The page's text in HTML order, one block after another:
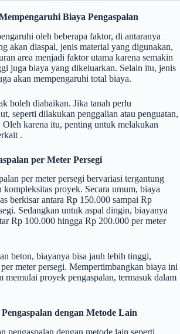
Biaya Pengaspalan
oleh beberapa faktor, di antaranya
akan diaspal, jenis material yang digunakan,
area menjadi faktor utama karena semakin
juga biaya yang dikeluarkan. Selain itu, jenis
akan mempengaruhi total biaya.
boleh diabaikan. Jika tanah perlu
seperti dilakukan penggalian atau penguatan,
karena itu, penting untuk melakukan
.
per Meter Persegi
per meter persegi bervariasi tergantung
kompleksitas proyek. Secara umum, biaya
berkisar antara Rp 150.000 sampai Rp
Sedangkan untuk aspal dingin, biayanya
Rp 100.000 hingga Rp 200.000 per meter
beton, biayanya bisa jauh lebih tinggi,
meter persegi. Mempertimbangkan biaya ini
memulai proyek pengaspalan, termasuk dalam
dengan Metode Lain